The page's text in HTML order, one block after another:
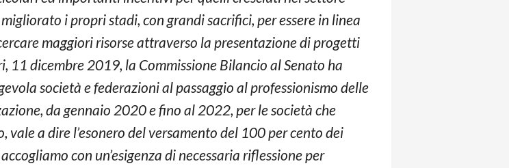
i propri stadi, con grandi sacrifici, per essere in linea
maggiori risorse attraverso la presentazione di progetti
11 dicembre 2019, la Commissione Bilancio al Senato ha
società e federazioni al passaggio al professionismo delle
da gennaio 2020 e fino al 2022, per le società che
a dire l’esonero del versamento del 100 per cento dei
con un’esigenza di necessaria riflessione per